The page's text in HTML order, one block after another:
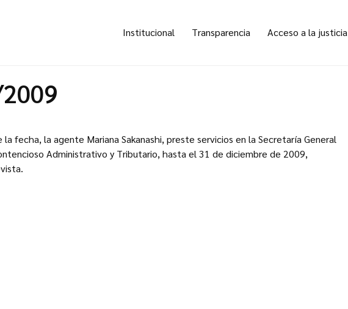
Institucional Transparencia Acceso a la justicia
fecha, la agente Mariana Sakanashi, preste servicios en la Secretaría General
Administrativo y Tributario, hasta el 31 de diciembre de 2009,